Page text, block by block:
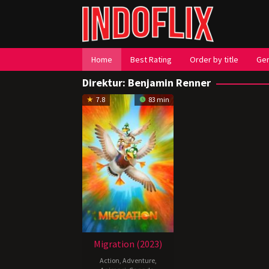
Home Best Rating Order by title
Direktur: Benjamin Renner
7.8 83 min
Migration (2023)
Action, Adventure,